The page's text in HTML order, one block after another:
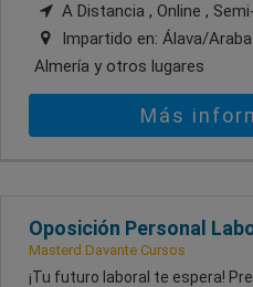
A Distancia , Online ,
Impartido en: Álava/
Almería y otros lugares
Más
Oposición Personal
Masterd Davante Cursos
¡Tu futuro laboral te espera!